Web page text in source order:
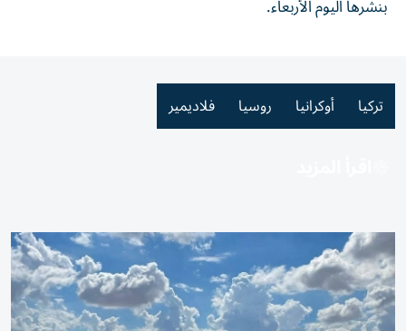
بنشرها اليوم الأربعاء.
تركيا أوكرانيا روسيا فلاديمير